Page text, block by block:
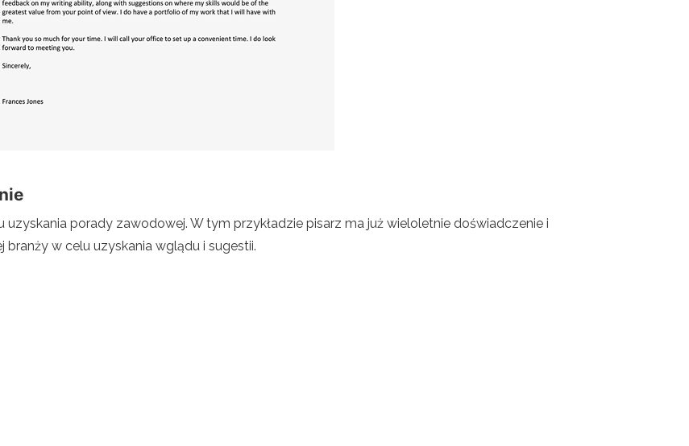
porady zawodowej. W tym przykładzie pisarz ma już wieloletnie doświadczenie i
w celu uzyskania wglądu i sugestii.